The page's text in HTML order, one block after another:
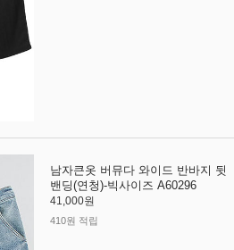
남자큰옷 버뮤다 와이드 반바지 뒷
밴딩(연청)-빅사이즈 A60296
41,000원
410원 적립